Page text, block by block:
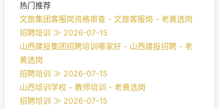
热门推荐
文旅集团客服岗资格审查 - 文旅客服岗 - 老黄选岗
招聘培训 ≫ 2026-07-15
山西建投集团招聘培训哪家好 - 山西建投招聘 - 老
黄选岗
招聘培训 ≫ 2026-07-15
山西培训学校 - 教师培训 - 老黄选岗
招聘培训 ≫ 2026-07-15